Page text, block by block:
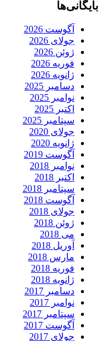
بایگانی‌ها
آگوست 2026
جولای 2026
ژوئن 2026
فوریه 2026
ژانویه 2026
دسامبر 2025
نوامبر 2025
اکتبر 2025
سپتامبر 2025
جولای 2020
ژانویه 2020
آگوست 2019
نوامبر 2018
اکتبر 2018
سپتامبر 2018
آگوست 2018
جولای 2018
ژوئن 2018
می 2018
آوریل 2018
مارس 2018
فوریه 2018
ژانویه 2018
دسامبر 2017
نوامبر 2017
سپتامبر 2017
آگوست 2017
جولای 2017